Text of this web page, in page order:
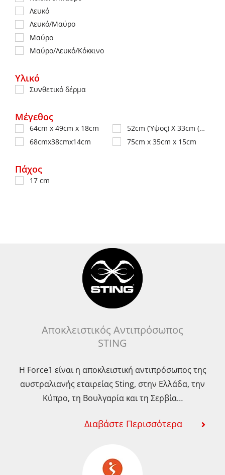
Λευκό
Λευκό/Μαύρο
Μαύρο
Μαύρο/Λευκό/Κόκκινο
Υλικό
Συνθετικό δέρμα
Μέγεθος
64cm x 49cm x 18cm
52cm (Ύψος) X 33cm (Μήκος) X 10cm (Πλάτος)
68cmx38cmx14cm
75cm x 35cm x 15cm
Πάχος
17 cm
Αποκλειστικός Αντιπρόσωπος
STING
Η Force1 είναι η αποκλειστική αντιπρόσωπος της
αυστραλιανής εταιρείας Sting, στην Ελλάδα, την
Κύπρο, τη Βουλγαρία και τη Σερβία…
Διαβάστε Περισσότερα